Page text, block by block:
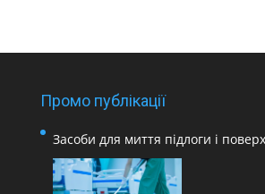
Промо публікації
Засоби для миття підлоги і
медичних закладів